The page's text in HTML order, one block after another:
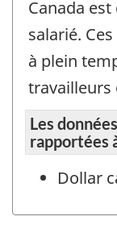
Canada
salarié.
à plein
travailleurs
Les
rapportées
Dollar